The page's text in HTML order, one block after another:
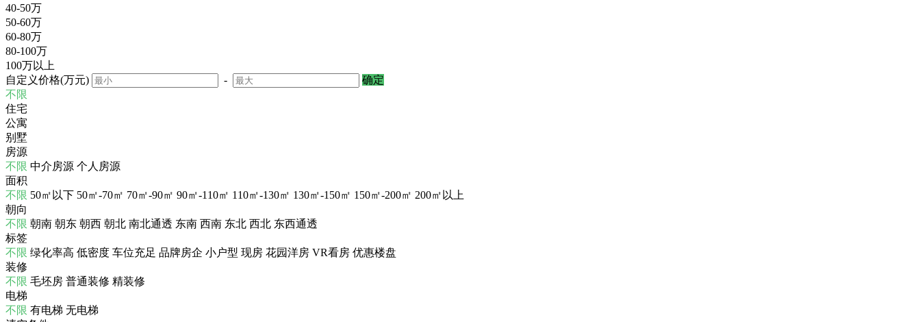
40-50万
50-60万
60-80万
80-100万
100万以上
自定义价格(万元)
-
确定
不限
住宅
公寓
别墅
房源
不限 中介房源 个人房源
面积
不限 50㎡以下 50㎡-70㎡ 70㎡-90㎡ 90㎡-110㎡ 110㎡-130㎡ 130㎡-150㎡ 150㎡-200㎡ 200㎡以上
朝向
不限 朝南 朝东 朝西 朝北 南北通透 东南 西南 东北 西北 东西通透
标签
不限 绿化率高 低密度 车位充足 品牌房企 小户型 现房 花园洋房 VR看房 优惠楼盘
装修
不限 毛坯房 普通装修 精装修
电梯
不限 有电梯 无电梯